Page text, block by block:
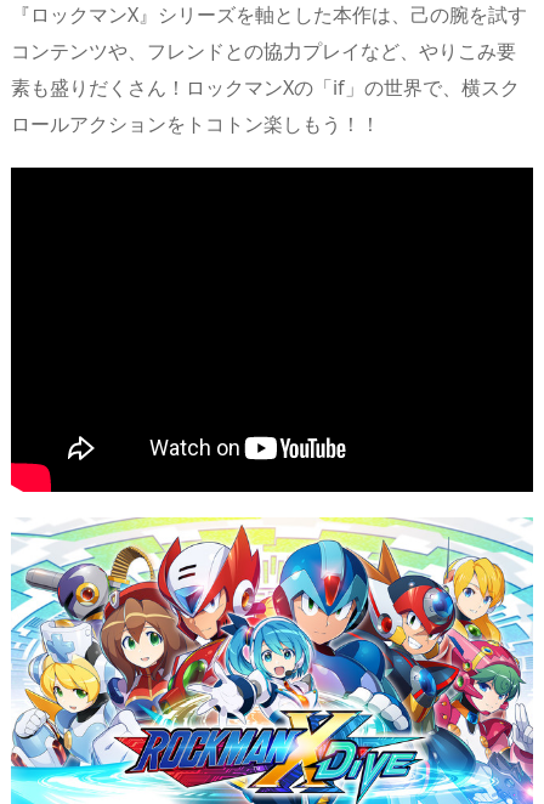
『ロックマンX』シリーズを軸とした本作は、己の腕を試す
コンテンツや、フレンドとの協力プレイなど、やりこみ要
素も盛りだくさん！ロックマンXの「if」の世界で、横スク
ロールアクションをトコトン楽しもう！！